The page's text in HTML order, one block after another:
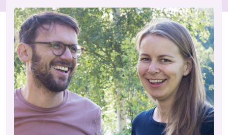
Veranstaltungstag.